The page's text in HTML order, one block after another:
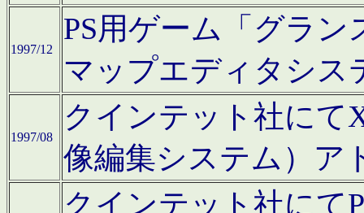
1997/12
PS用ゲーム「グラン
マップエディタシス
1997/08
クインテット社にて
像編集システム）ア
クインテット社にて